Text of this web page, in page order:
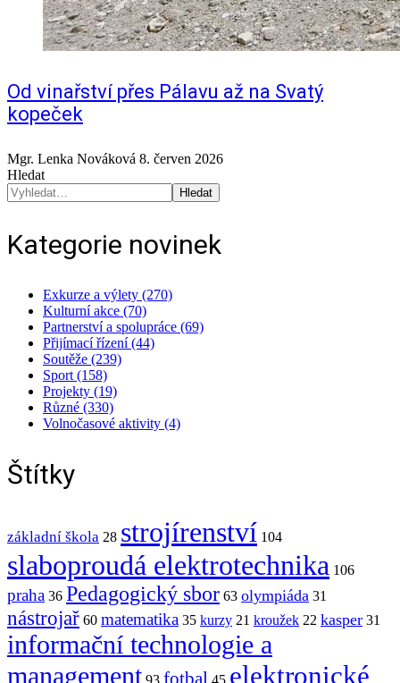
Od vinařství přes Pálavu až na Svatý
kopeček
Mgr. Lenka Nováková 8. červen 2026
Hledat
Hledat
Kategorie novinek
Exkurze a výlety (270)
Kulturní akce (70)
Partnerství a spolupráce (69)
Přijímací řízení (44)
Soutěže (239)
Sport (158)
Projekty (19)
Různé (330)
Volnočasové aktivity (4)
Štítky
základní škola 28 strojírenství 104
slaboproudá elektrotechnika 106
praha 36 Pedagogický sbor 63 olympiáda 31
nástrojař 60 matematika 35 kurzy 21 kroužek 22 kasper 31
informační technologie a
management
fotbal elektronické